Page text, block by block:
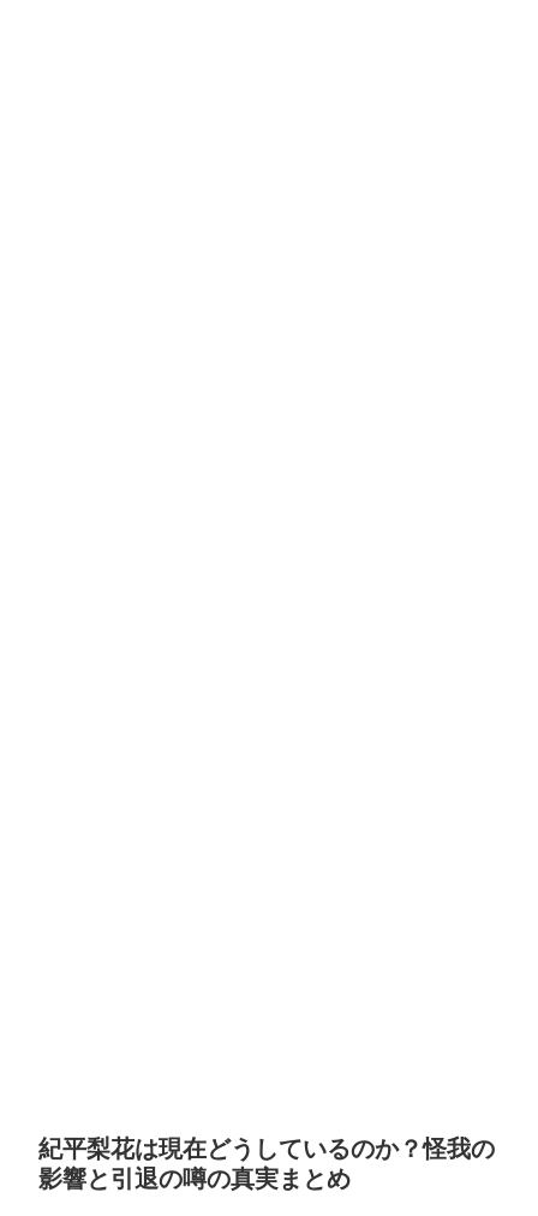
紀平梨花は現在どうしているのか？怪我の
影響と引退の噂の真実まとめ